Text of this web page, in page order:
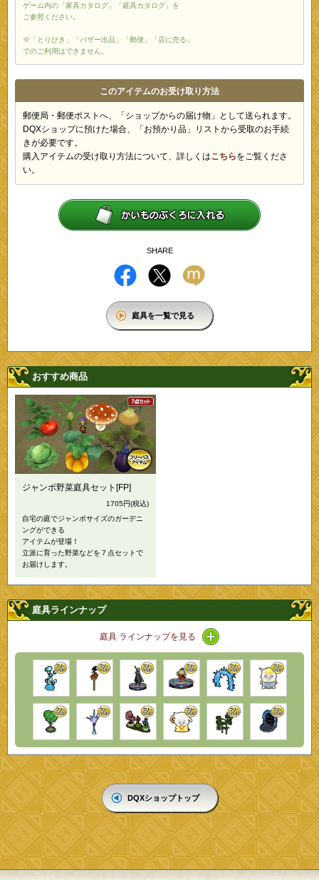
ゲーム内の「家具カタログ」「庭具カタログ」を
ご参照ください。
※「とりひき」「バザー出品」「郵便」「店に売る」
でのご利用はできません。
このアイテムのお受け取り方法
郵便局・郵便ポストへ、「ショップからの届け物」として送られます。
DQXショップに預けた場合、「お預かり品」リストから受取のお手続
きが必要です。
購入アイテムの受け取り方法について、詳しくはこちらをご覧くださ
い。
SHARE
庭具を一覧で見る
おすすめ商品
ジャンボ野菜庭具セット[FP]
1705円(税込)
自宅の庭でジャンボサイズのガーデニ
ングができる
アイテムが登場！
立派に育った野菜などを７点セットで
お届けします。
庭具ラインナップ
庭具 ラインナップを見る アイコン / ラインナップ
DQXショップトップ